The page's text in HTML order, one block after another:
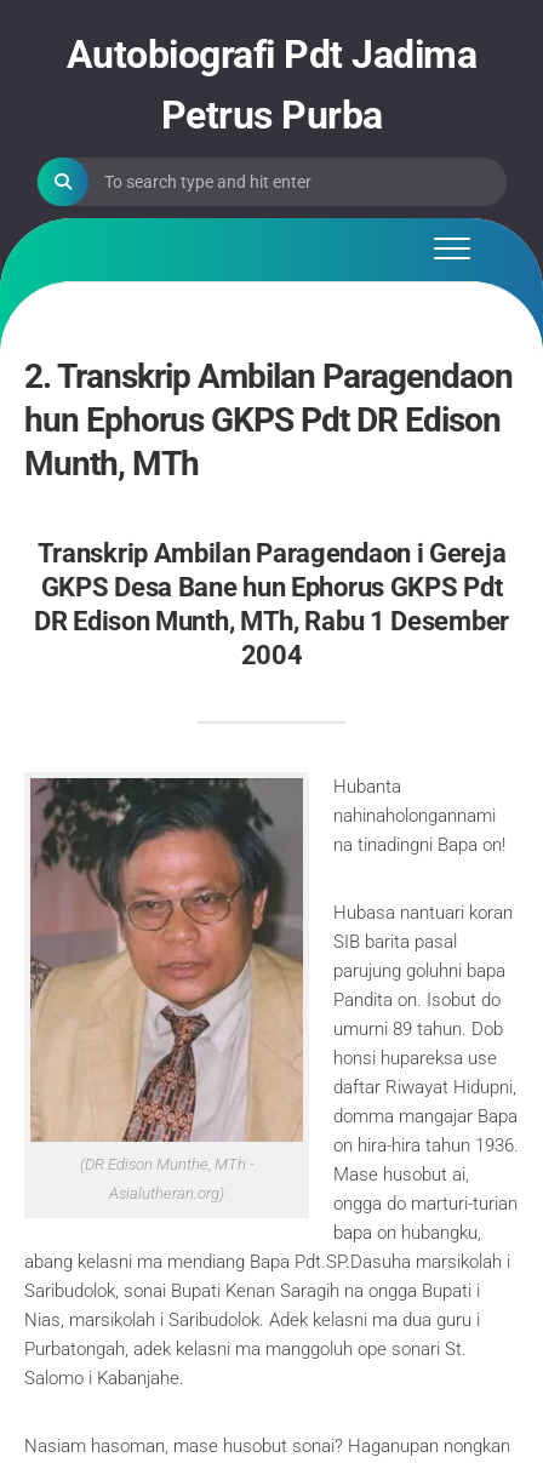
Autobiografi Pdt Jadima
Petrus Purba
2. Transkrip Ambilan Paragendaon
hun Ephorus GKPS Pdt DR Edison
Munth, MTh
Transkrip Ambilan Paragendaon i Gereja
GKPS Desa Bane hun Ephorus GKPS Pdt
DR Edison Munth, MTh, Rabu 1 Desember
2004
(DR Edison Munthe, MTh -
Asialutheran.org)
Hubanta
nahinaholongannami
na tinadingni Bapa on!
Hubasa nantuari koran
SIB barita pasal
parujung goluhni bapa
Pandita on. Isobut do
umurni 89 tahun. Dob
honsi hupareksa use
daftar Riwayat Hidupni,
domma mangajar Bapa
on hira-hira tahun 1936.
Mase husobut ai,
ongga do marturi-turian
bapa on hubangku,
abang kelasni ma mendiang Bapa Pdt.SP.Dasuha marsikolah i
Saribudolok, sonai Bupati Kenan Saragih na ongga Bupati i
Nias, marsikolah i Saribudolok. Adek kelasni ma dua guru i
Purbatongah, adek kelasni ma manggoluh ope sonari St.
Salomo i Kabanjahe.
Nasiam hasoman, mase husobut sonai? Haganupan nongkan